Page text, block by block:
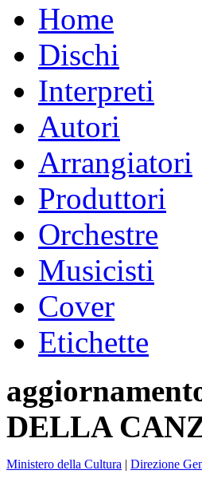
Home
Dischi
Interpreti
Autori
Arrangiatori
Produttori
Orchestre
Musicisti
Cover
Etichette
DELLA
Ministero della Cultura | Direzione